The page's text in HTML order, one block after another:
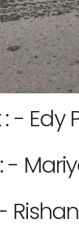
- Edy